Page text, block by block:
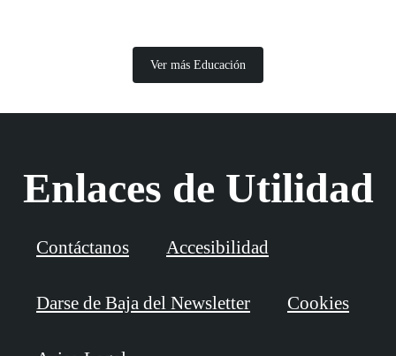
Ver más Educación
Enlaces de Utilidad
Contáctanos Accesibilidad
Darse de Baja del Newsletter Cookies